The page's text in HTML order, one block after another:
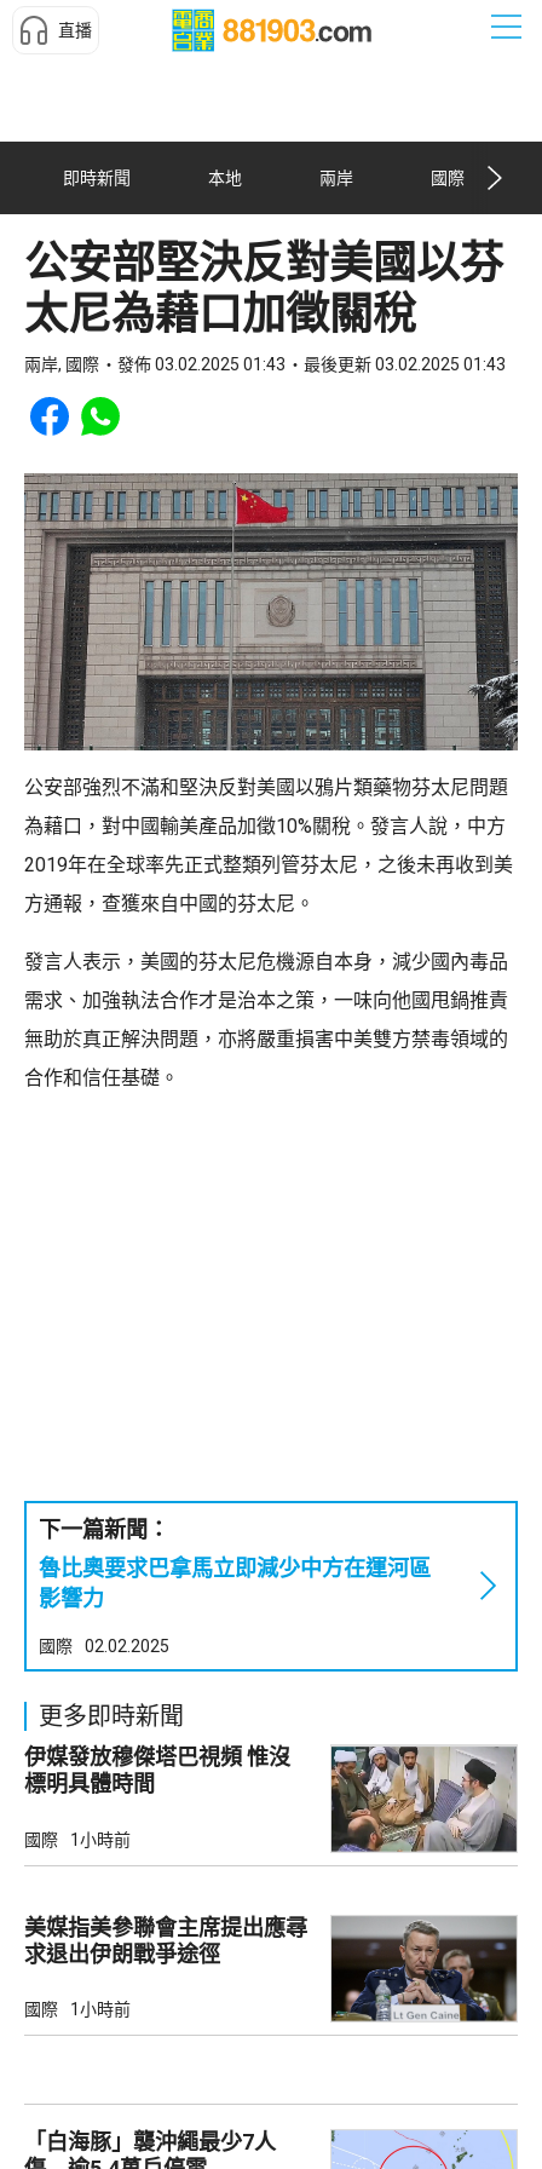
直播
即時新聞 本地 兩岸 國際
公安部堅決反對美國以芬
太尼為藉口加徵關稅
兩岸, 國際 發佈 03.02.2025 01:43 最後更新 03.02.2025 01:43
Share to Facebook
Share to WhatsApp
公安部強烈不滿和堅決反對美國以鴉片類藥物芬太尼問題
為藉口，對中國輸美產品加徵10%關稅。發言人說，中方
2019年在全球率先正式整類列管芬太尼，之後未再收到美
方通報，查獲來自中國的芬太尼。
發言人表示，美國的芬太尼危機源自本身，減少國內毒品
需求、加強執法合作才是治本之策，一味向他國甩鍋推責
無助於真正解決問題，亦將嚴重損害中美雙方禁毒領域的
合作和信任基礎。
下一篇新聞：
魯比奧要求巴拿馬立即減少中方在運河區
影響力
國際 02.02.2025
更多即時新聞
伊媒發放穆傑塔巴視頻 惟沒
標明具體時間
國際 1小時前
美媒指美參聯會主席提出應尋
求退出伊朗戰爭途徑
國際 1小時前
「白海豚」襲沖繩最少7人